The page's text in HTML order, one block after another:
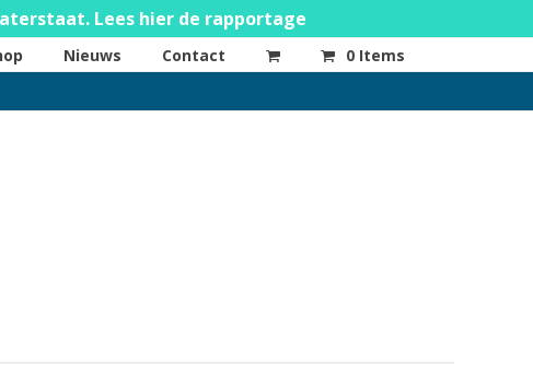
Lees hier de rapportage
Nieuws Contact 0 Items